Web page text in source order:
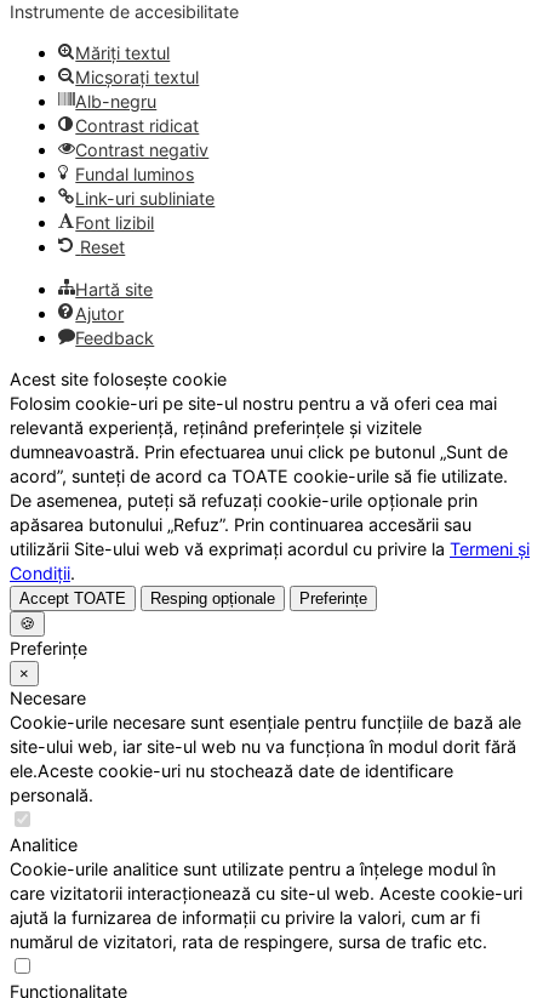
Instrumente de accesibilitate
Măriți textul
Micșorați textul
Alb-negru
Contrast ridicat
Contrast negativ
Fundal luminos
Link-uri subliniate
Font lizibil
Reset
Hartă site
Ajutor
Feedback
Acest site folosește cookie
Folosim cookie-uri pe site-ul nostru pentru a vă oferi cea mai
relevantă experiență, reținând preferințele și vizitele
dumneavoastră. Prin efectuarea unui click pe butonul „Sunt de
acord”, sunteți de acord ca TOATE cookie-urile să fie utilizate.
De asemenea, puteți să refuzați cookie-urile opționale prin
apăsarea butonului „Refuz”. Prin continuarea accesării sau
utilizării Site-ului web vă exprimați acordul cu privire la Termeni și
Condiții.
Accept TOATE Resping opționale
Preferințe
🍪
Preferințe
×
Necesare
Cookie-urile necesare sunt esențiale pentru funcțiile de bază ale
site-ului web, iar site-ul web nu va funcționa în modul dorit fără
ele.Aceste cookie-uri nu stochează date de identificare
personală.
Analitice
Cookie-urile analitice sunt utilizate pentru a înțelege modul în
care vizitatorii interacționează cu site-ul web. Aceste cookie-uri
ajută la furnizarea de informații cu privire la valori, cum ar fi
numărul de vizitatori, rata de respingere, sursa de trafic etc.
Funcționalitate